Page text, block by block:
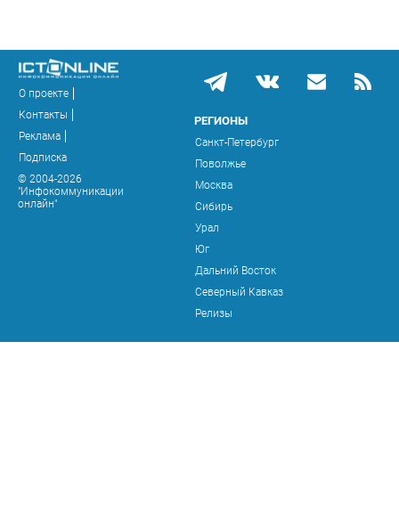
О проекте
Контакты
Реклама
Подписка
© 2004-2026
"Инфокоммуникации
онлайн"
РЕГИОНЫ
Санкт-Петербург
Поволжье
Москва
Сибирь
Урал
Юг
Дальний Восток
Северный Кавказ
Релизы